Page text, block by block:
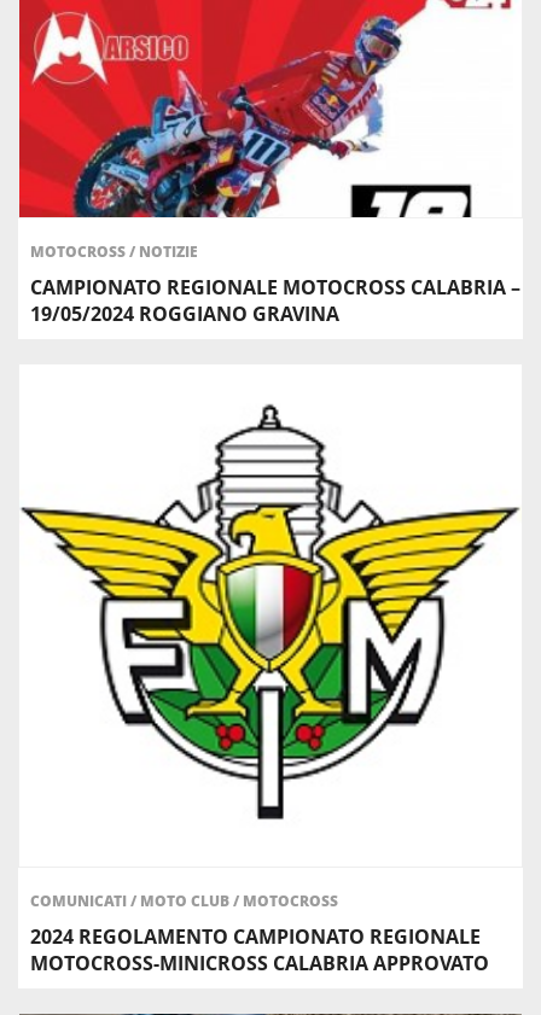
MOTOCROSS/ NOTIZIE
CAMPIONATO REGIONALE MOTOCROSS CALABRIA –
19/05/2024 ROGGIANO GRAVINA
COMUNICATI/ MOTO CLUB/ MOTOCROSS
2024 REGOLAMENTO CAMPIONATO REGIONALE
MOTOCROSS-MINICROSS CALABRIA APPROVATO